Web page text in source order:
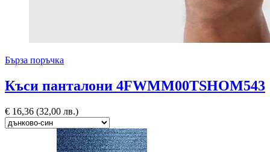
Бърза поръчка
Къси панталони 4FWMM00TSHOM543
€ 16,36 (32,00 лв.)